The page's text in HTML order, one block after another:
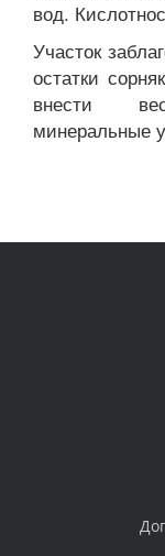
вод.
Участок
остатки
внести
минеральные